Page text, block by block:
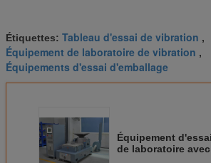
Étiquettes: Tableau d'essai de vibration ,
Équipement de laboratoire de vibration ,
Équipements d'essai d'emballage
Équipement
de laboratoire